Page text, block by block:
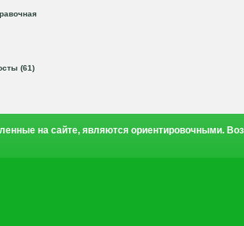
(61)
на сайте, являются ориентировочными.